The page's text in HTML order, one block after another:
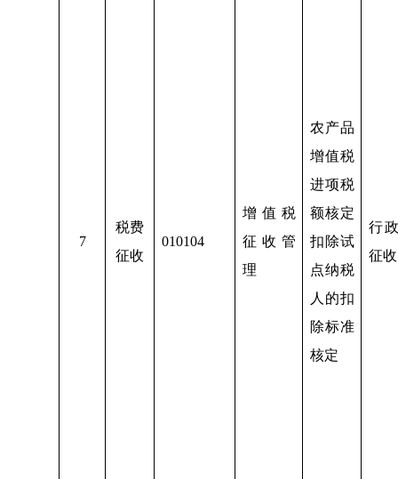
7
税费
征收
010104
增值税
征收管
理
农产品
增值税
进项税
额核定
扣除试
点纳税
人的扣
除标准
核定
行
征收